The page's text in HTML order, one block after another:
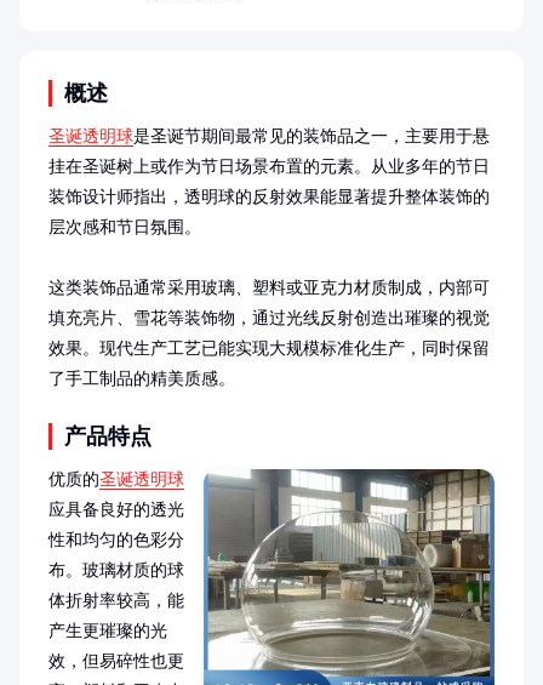
概述
圣诞透明球是圣诞节期间最常见的装饰品之一，主要用于悬
挂在圣诞树上或作为节日场景布置的元素。从业多年的节日
装饰设计师指出，透明球的反射效果能显著提升整体装饰的
层次感和节日氛围。
这类装饰品通常采用玻璃、塑料或亚克力材质制成，内部可
填充亮片、雪花等装饰物，通过光线反射创造出璀璨的视觉
效果。现代生产工艺已能实现大规模标准化生产，同时保留
了手工制品的精美质感。
产品特点
优质的圣诞透明球
应具备良好的透光
性和均匀的色彩分
布。玻璃材质的球
体折射率较高，能
产生更璀璨的光
效，但易碎性也更